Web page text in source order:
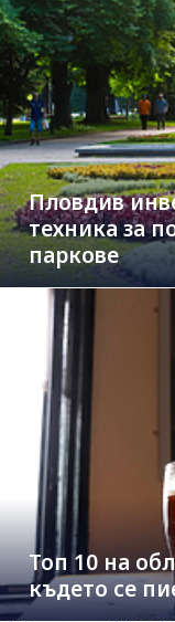
Пловдив
техника за
паркове
Топ 10 на
където се